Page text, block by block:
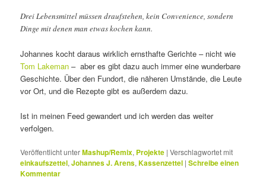
Drei Lebensmittel müssen draufstehen, kein Convenience, sondern
Dinge mit denen man etwas kochen kann.
Johannes kocht daraus wirklich ernsthafte Gerichte – nicht wie
Tom Lakeman – aber es gibt dazu auch immer eine wunderbare
Geschichte. Über den Fundort, die näheren Umstände, die Leute
vor Ort, und die Rezepte gibt es außerdem dazu.
Ist in meinen Feed gewandert und ich werden das weiter
verfolgen.
Veröffentlicht unterMashup/Remix, Projekte |Verschlagwortet mit
einkaufszettel,Johannes J. Arens,Kassenzettel |Schreibe einen
Kommentar